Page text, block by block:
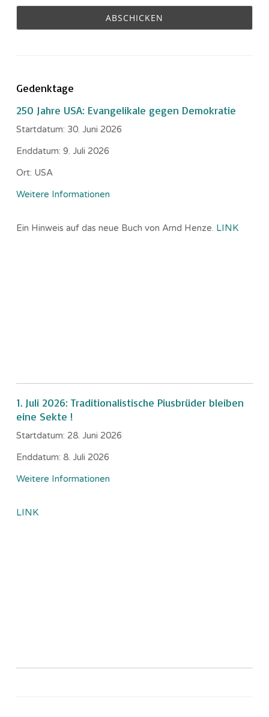
Gedenktage
250 Jahre USA: Evangelikale gegen Demokratie
Startdatum: 30. Juni 2026
Enddatum: 9. Juli 2026
Ort: USA
Weitere Informationen
Ein Hinweis auf das neue Buch von Arnd Henze. LINK
1. Juli 2026: Traditionalistische Piusbrüder bleiben
eine Sekte !
Startdatum: 28. Juni 2026
Enddatum: 8. Juli 2026
Weitere Informationen
LINK